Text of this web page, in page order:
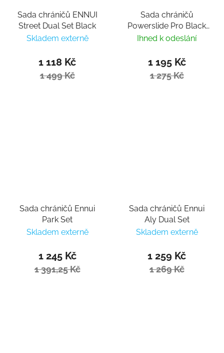
Sada chráničů ENNUI
Street Dual Set Black
Skladem externě
1 118 Kč
1 499 Kč
Sada chráničů
Powerslide Pro Black
set
Ihned k odeslání
1 195 Kč
1 275 Kč
Sada chráničů Ennui
Park Set
Skladem externě
1 245 Kč
1 391,25 Kč
Sada chráničů Ennui
Aly Dual Set
Skladem externě
1 259 Kč
1 269 Kč